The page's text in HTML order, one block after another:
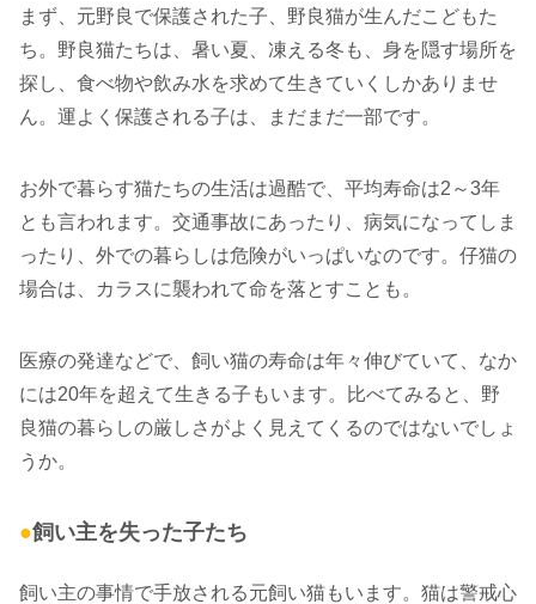
まず、元野良で保護された子、野良猫が生んだこどもた
ち。野良猫たちは、暑い夏、凍える冬も、身を隠す場所を
探し、食べ物や飲み水を求めて生きていくしかありませ
ん。運よく保護される子は、まだまだ一部です。
お外で暮らす猫たちの生活は過酷で、平均寿命は2～3年
とも言われます。交通事故にあったり、病気になってしま
ったり、外での暮らしは危険がいっぱいなのです。仔猫の
場合は、カラスに襲われて命を落とすことも。
医療の発達などで、飼い猫の寿命は年々伸びていて、なか
には20年を超えて生きる子もいます。比べてみると、野
良猫の暮らしの厳しさがよく見えてくるのではないでしょ
うか。
●飼い主を失った子たち
飼い主の事情で手放される元飼い猫もいます。猫は警戒心